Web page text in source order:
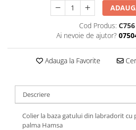
Cod Produs: C756
Ai nevoie de ajutor?
Adauga la Favorite
Descriere
Colier la baza gatului din labradorit
palma Hamsa